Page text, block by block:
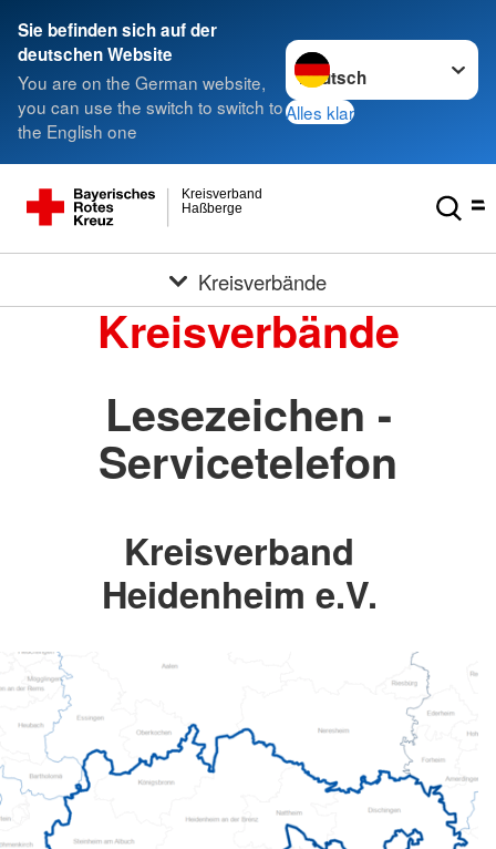
Sie befinden sich auf der
deutschen Website
You are on the German website,
you can use the switch to switch to
the English one
Sprache wechseln zu
Alles klar
Haßberge
Kreisverband
Kreisverbände
Kreisverbände
Lesezeichen -
Servicetelefon
Kreisverband
Heidenheim e.V.